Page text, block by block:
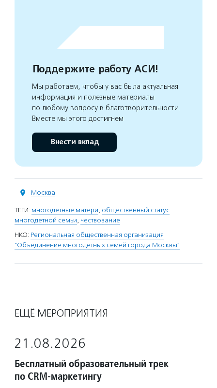
Поддержите работу АСИ!
Мы работаем, чтобы у вас была актуальная
информация и полезные материалы
по любому вопросу в благотворительности.
Вместе мы этого достигнем
Внести вклад
Москва
ТЕГИ: многодетные матери, общественный статус
многодетной семьи, чествование
НКО: Региональная общественная организация
"Объединение многодетных семей города Москвы"
ЕЩЁ МЕРОПРИЯТИЯ
21.08.2026
Бесплатный образовательный трек
по CRM-маркетингу